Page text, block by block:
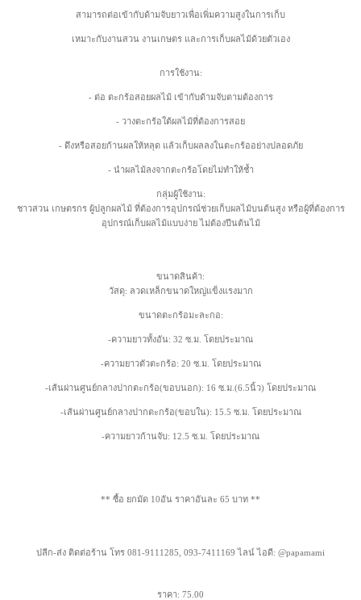
สามารถต่อเข้ากับด้ามจับยาวเพื่อเพิ่มความสูงในการเก็บ
เหมาะกับงานสวน งานเกษตร และการเก็บผลไม้ด้วยตัวเอง
การใช้งาน:
- ต่อ ตะกร้อสอยผลไม้ เข้ากับด้ามจับตามต้องการ
- วางตะกร้อใต้ผลไม้ที่ต้องการสอย
- ดึงหรือสอยก้านผลให้หลุด แล้วเก็บผลลงในตะกร้ออย่างปลอดภัย
- นำผลไม้ลงจากตะกร้อโดยไม่ทำให้ช้ำ
กลุ่มผู้ใช้งาน:
ชาวสวน เกษตรกร ผู้ปลูกผลไม้ ที่ต้องการอุปกรณ์ช่วยเก็บผลไม้บนต้นสูง หรือผู้ที่ต้องการ
อุปกรณ์เก็บผลไม้แบบง่าย ไม่ต้องปีนต้นไม้
ขนาดสินค้า:
วัสดุ: ลวดเหล็กขนาดใหญ่แข็งแรงมาก
ขนาดตะกร้อมะละกอ:
-ความยาวทั้งอัน: 32 ซ.ม. โดยประมาณ
-ความยาวตัวตะกร้อ: 20 ซ.ม. โดยประมาณ
-เส้นผ่านศูนย์กลางปากตะกร้อ(ขอบนอก): 16 ซ.ม.(6.5นิ้ว) โดยประมาณ
-เส้นผ่านศูนย์กลางปากตะกร้อ(ขอบใน): 15.5 ซ.ม. โดยประมาณ
-ความยาวก้านจับ: 12.5 ซ.ม. โดยประมาณ
** ซื้อ ยกมัด 10อัน ราคาอันละ 65 บาท **
ปลีก-ส่ง ติดต่อร้าน โทร 081-9111285, 093-7411169 ไลน์ ไอดี: @papamami
ราคา: 75.00